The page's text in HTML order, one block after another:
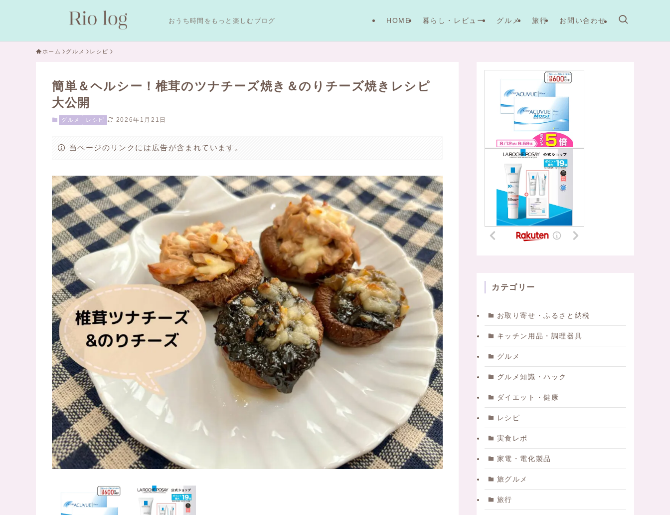
おうち時間をもっと楽しむブログ HOME 暮らし・レビュー グルメ 旅行 お問い合わせ
ホーム グルメ レシピ
簡単＆ヘルシー！椎茸のツナチーズ焼き＆のりチーズ焼きレシピ
大公開
グルメ レシピ 2026年1月21日
当ページのリンクには広告が含まれています。
カテゴリー
お取り寄せ・ふるさと納税
キッチン用品・調理器具
グルメ
グルメ知識・ハック
ダイエット・健康
レシピ
実食レポ
家電・電化製品
旅グルメ
旅行